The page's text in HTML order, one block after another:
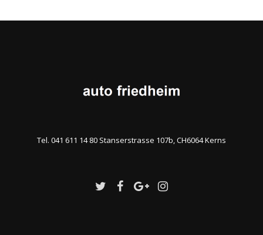
Tel. 041 611 14 80 Stanserstrasse 107b, CH6064 Kerns